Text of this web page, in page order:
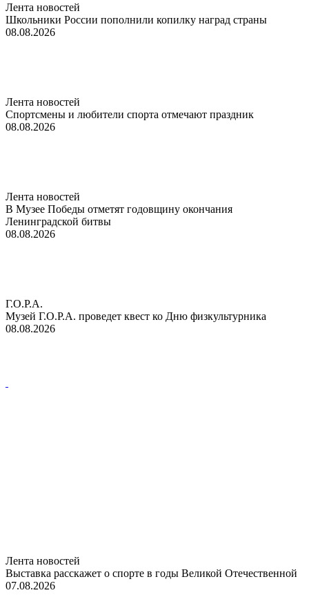
Лента новостей
Школьники России пополнили копилку наград страны
08.08.2026
Лента новостей
Спортсмены и любители спорта отмечают праздник
08.08.2026
Лента новостей
В Музее Победы отметят годовщину окончания
Ленинградской битвы
08.08.2026
Г.О.Р.А.
Музей Г.О.Р.А. проведет квест ко Дню физкультурника
08.08.2026
Лента новостей
Выставка расскажет о спорте в годы Великой Отечественной
07.08.2026